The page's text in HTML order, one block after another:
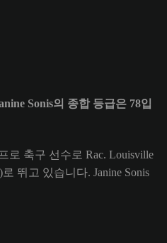
Sonis의 종합 등급은 78입
로 축구 선수로 Rac. Louisville
뛰고 있습니다. Janine Sonis